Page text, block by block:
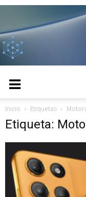
Inicio Etiquetas
Etiqueta: